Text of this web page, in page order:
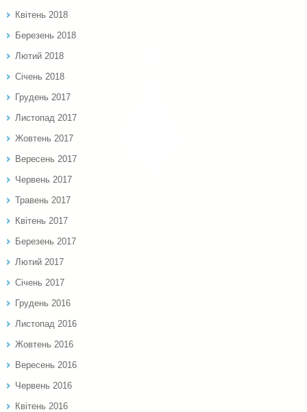
Квітень 2018
Березень 2018
Лютий 2018
Січень 2018
Грудень 2017
Листопад 2017
Жовтень 2017
Вересень 2017
Червень 2017
Травень 2017
Квітень 2017
Березень 2017
Лютий 2017
Січень 2017
Грудень 2016
Листопад 2016
Жовтень 2016
Вересень 2016
Червень 2016
Квітень 2016